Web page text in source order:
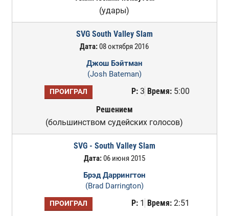
(удары)
SVG South Valley Slam
Дата:08 октября 2016
Джош Бэйтман
(Josh Bateman)
ПРОИГРАЛ Р:3 Время:5:00
Решением
(большинством судейских голосов)
SVG - South Valley Slam
Дата:06 июня 2015
Брэд Даррингтон
(Brad Darrington)
ПРОИГРАЛ Р:1 Время:2:51